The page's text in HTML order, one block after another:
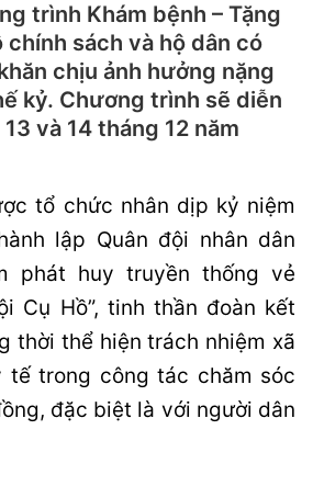
trình Khám bệnh – Tặng
chính sách và hộ dân có
chịu ảnh hưởng nặng
kỷ. Chương trình sẽ diễn
và 14 tháng 12 năm
tổ chức nhân dịp kỷ niệm
lập Quân đội nhân dân
phát huy truyền thống vẻ
Cụ Hồ”, tinh thần đoàn kết
thời thể hiện trách nhiệm xã
tế trong công tác chăm sóc
đặc biệt là với người dân